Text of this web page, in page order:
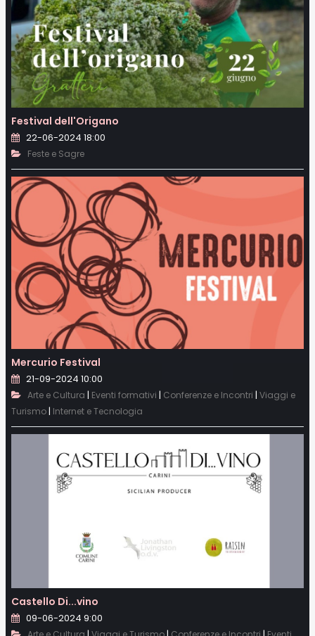
Festival dell'Origano
22-06-2024 18:00
Feste e Sagre
Mercurio Festival
21-09-2024 10:00
Arte e Cultura | Eventi formativi | Conferenze e Incontri | Viaggi e
Turismo | Internet e Tecnologia
Castello Di...vino
09-06-2024 9:00